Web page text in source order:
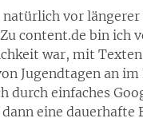
natürlich vor
content.de bin ich
war, mit
Jugendtagen an
durch einfaches
eine dauerhafte